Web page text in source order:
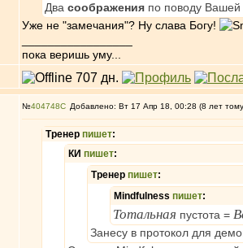
Два соображения по поводу Вашей
Уже не "замечания"? Ну слава Богу!
пока веришь уму...
№404748 Добавлено: Вт 17 Апр 18, 00:28 (8 лет
Тренер пишет:
КИ пишет:
Тренер пишет:
Mindfulness пишет:
Тотальная пустота =
Занесу в протокол для